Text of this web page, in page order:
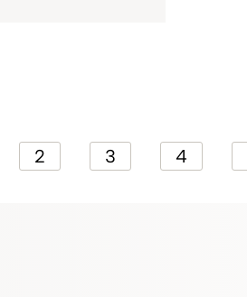
2 3 4